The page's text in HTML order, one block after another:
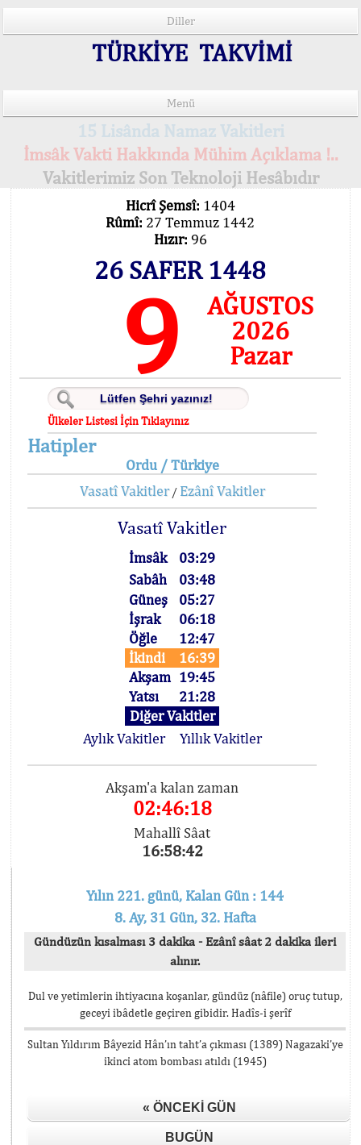
Diller
TÜRKİYE TAKVİMİ
Menü
15 Lisânda Namaz Vakitleri
İmsâk Vakti Hakkında Mühim Açıklama !..
Vakitlerimiz Son Teknoloji Hesâbıdır
Hicrî Şemsî: 1404
Rûmî: 27 Temmuz 1442
Hızır: 96
26 SAFER 1448
9
AĞUSTOS
2026
Pazar
Ülkeler Listesi İçin Tıklayınız
Hatipler
Ordu / Türkiye
Vasatî Vakitler/ Ezânî Vakitler
Vasatî Vakitler
İmsâk
03:29
Sabâh
03:48
Güneş
05:27
İşrak
06:18
Öğle
12:47
İkindi
16:39
Akşam 19:45
Yatsı
21:28
Diğer Vakitler
Aylık Vakitler
Yıllık Vakitler
Akşam'a kalan zaman
02:46:18
Mahallî Sâat
16:58:42
Yılın 221. günü, Kalan Gün : 144
8. Ay, 31 Gün, 32. Hafta
Gündüzün kısalması 3 dakika - Ezânî sâat 2 dakika ileri
alınır.
Dul ve yetimlerin ihtiyacına koşanlar, gündüz (nâfile) oruç tutup,
geceyi ibâdetle geçiren gibidir. Hadîs-i şerîf
Sultan Yıldırım Bâyezid Hân’ın taht’a çıkması (1389) Nagazaki’ye
ikinci atom bombası atıldı (1945)
« ÖNCEKI GÜN
BUGÜN